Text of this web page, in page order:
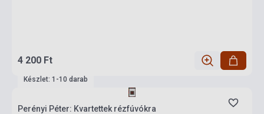
4 200 Ft
Készlet: 1-10 darab
Perényi Péter: Kvartettek rézfúvókra